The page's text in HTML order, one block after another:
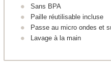
Sans BPA
Paille réutilisable incluse
Passe au micro ondes et
Lavage à la main